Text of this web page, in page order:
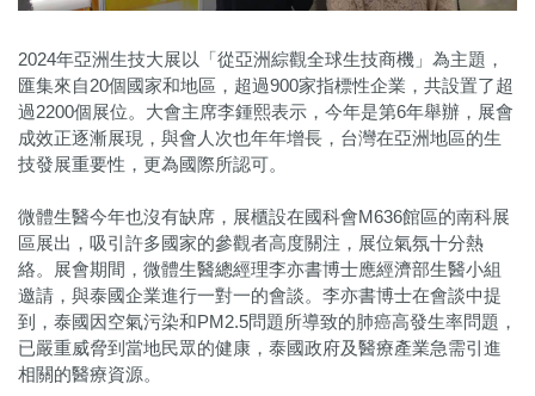
2024年亞洲生技大展以「從亞洲綜觀全球生技商機」為主題，
匯集來自20個國家和地區，超過900家指標性企業，共設置了超
過2200個展位。大會主席李鍾熙表示，今年是第6年舉辦，展會
成效正逐漸展現，與會人次也年年增長，台灣在亞洲地區的生
技發展重要性，更為國際所認可。
微體生醫今年也沒有缺席，展櫃設在國科會M636館區的南科展
區展出，吸引許多國家的參觀者高度關注，展位氣氛十分熱
絡。展會期間，微體生醫總經理李亦書博士應經濟部生醫小組
邀請，與泰國企業進行一對一的會談。李亦書博士在會談中提
到，泰國因空氣污染和PM2.5問題所導致的肺癌高發生率問題，
已嚴重威脅到當地民眾的健康，泰國政府及醫療產業急需引進
相關的醫療資源。